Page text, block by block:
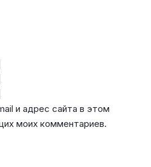
и адрес сайта в этом
моих комментариев.